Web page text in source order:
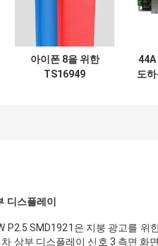
아이폰 8을 위한
TS16949
44A
도
디스플레이
P2.5 SMD1921은 지붕 광고를 위
차 상부 디스플레이 신호 3 측면 화